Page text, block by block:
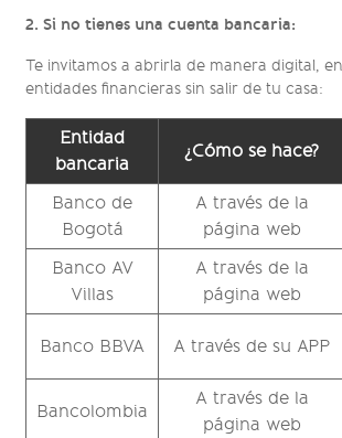
2. Si no tienes una cuenta bancaria:
Te invitamos a abrirla de manera digital,
entidades financieras sin salir de tu casa:
Entidad
bancaria
¿Cómo se hace?
Banco de
Bogotá
A través de la
página web
Banco AV
Villas
A través de la
página web
Banco BBVA A través de su APP
Bancolombia
A través de la
página web